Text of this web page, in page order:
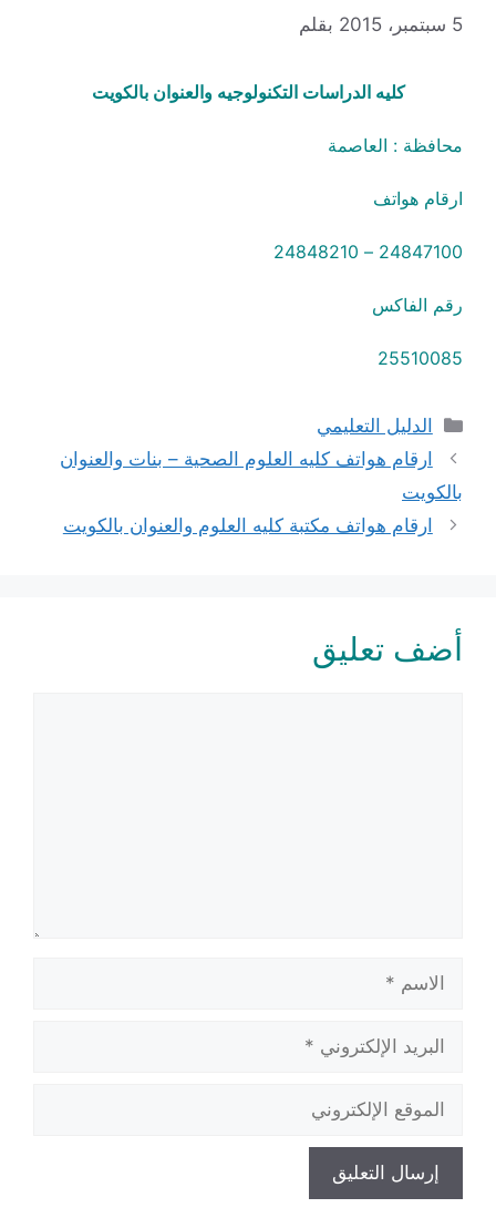
5 سبتمبر، 2015 بقلم
كليه الدراسات التكنولوجيه والعنوان بالكويت
محافظة : العاصمة
ارقام هواتف
24847100 – 24848210
رقم الفاكس
25510085
التصنيفات
الدليل التعليمي
ارقام هواتف كليه العلوم الصحية – بنات والعنوان
بالكويت
ارقام هواتف مكتبة كليه العلوم والعنوان بالكويت
أضف تعليق
الإلكتروني
الإلكتروني